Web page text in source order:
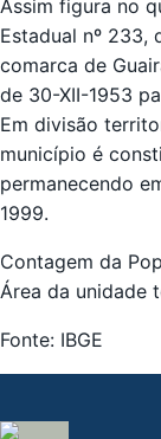
Assim figura no
Estadual nº 233,
comarca de
de 30-XII-1953
Em divisão
município é
permanecendo
1999.
Contagem da
Área da unidade
Fonte: IBGE